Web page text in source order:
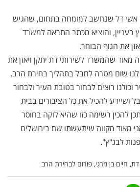
אשי דל שנחשב למומחה בתחום, שהגיש
בעניין, והוציא מכתב התראה למשרד
את הגוף הבוחר.
מאוד שהמשרד לשירותי דת יתקן ויאזן את
לנו שום מטרה לחבל בתהליך בחירת הרב.
רוצים לבחור בטובת העיר ולבחור
ושיידע להכיל את כל הציבורים בבית
להכין רשימה כזו שהיא לוקה בחוסר
מאוד מקווה שיתעשתו שם בירושלים
לבג"ץ".
חיים בן מרגי, פורום לבחירת הרב